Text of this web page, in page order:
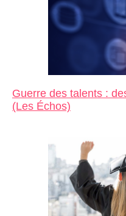
Guerre des talents :
(Les Échos)